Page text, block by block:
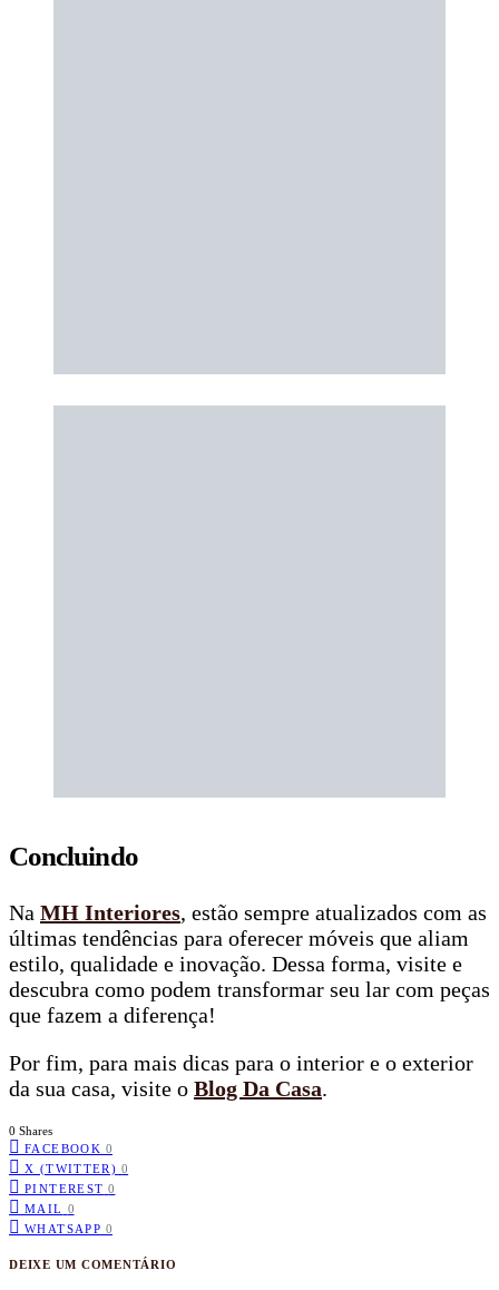
Concluindo
Na MH Interiores, estão sempre atualizados com as
últimas tendências para oferecer móveis que aliam
estilo, qualidade e inovação. Dessa forma, visite e
descubra como podem transformar seu lar com peças
que fazem a diferença!
Por fim, para mais dicas para o interior e o exterior
da sua casa, visite o Blog Da Casa.
0 Shares
FACEBOOK 0
X (TWITTER) 0
PINTEREST 0
MAIL 0
WHATSAPP 0
DEIXE UM COMENTÁRIO